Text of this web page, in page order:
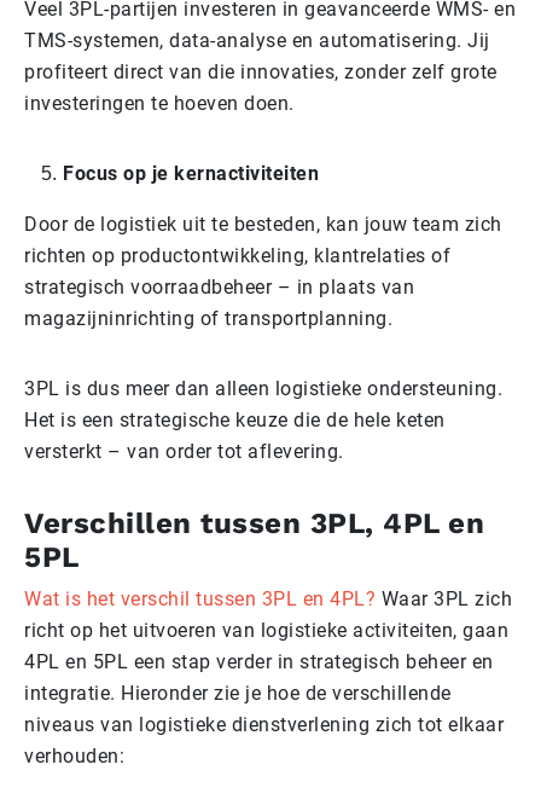
Veel 3PL-partijen investeren in geavanceerde WMS- en
TMS-systemen, data-analyse en automatisering. Jij
profiteert direct van die innovaties, zonder zelf grote
investeringen te hoeven doen.
Focus op je kernactiviteiten
Door de logistiek uit te besteden, kan jouw team zich
richten op productontwikkeling, klantrelaties of
strategisch voorraadbeheer – in plaats van
magazijninrichting of transportplanning.
3PL is dus meer dan alleen logistieke ondersteuning.
Het is een strategische keuze die de hele keten
versterkt – van order tot aflevering.
Verschillen tussen 3PL, 4PL en
5PL
Wat is het verschil tussen 3PL en 4PL? Waar 3PL zich
richt op het uitvoeren van logistieke activiteiten, gaan
4PL en 5PL een stap verder in strategisch beheer en
integratie. Hieronder zie je hoe de verschillende
niveaus van logistieke dienstverlening zich tot elkaar
verhouden: